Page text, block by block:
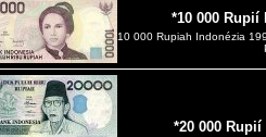
*10 000 Rupií
10 000 Rupiah Indonézia
*20 000 Rupií